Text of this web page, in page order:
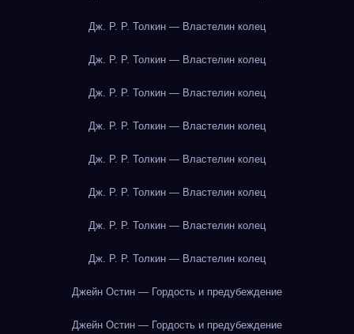
Дж. Р. Р. Толкин — Властелин колец
Дж. Р. Р. Толкин — Властелин колец
Дж. Р. Р. Толкин — Властелин колец
Дж. Р. Р. Толкин — Властелин колец
Дж. Р. Р. Толкин — Властелин колец
Дж. Р. Р. Толкин — Властелин колец
Дж. Р. Р. Толкин — Властелин колец
Дж. Р. Р. Толкин — Властелин колец
Джейн Остин — Гордость и предубеждение
Джейн Остин — Гордость и предубеждение